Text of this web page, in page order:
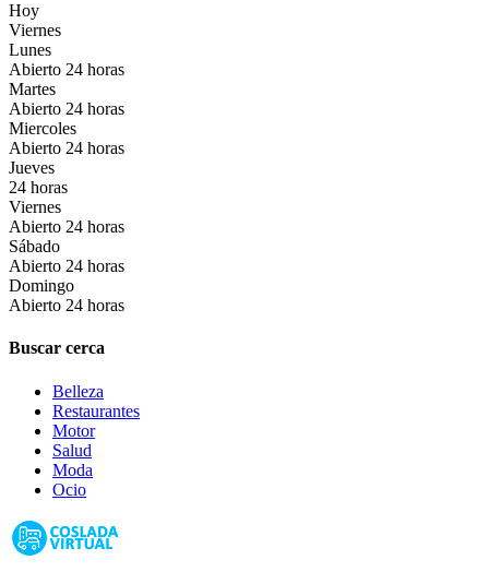
Hoy
Viernes
Lunes
Abierto 24 horas
Martes
Abierto 24 horas
Miercoles
Abierto 24 horas
Jueves
24 horas
Viernes
Abierto 24 horas
Sábado
Abierto 24 horas
Domingo
Abierto 24 horas
Buscar cerca
Belleza
Restaurantes
Motor
Salud
Moda
Ocio